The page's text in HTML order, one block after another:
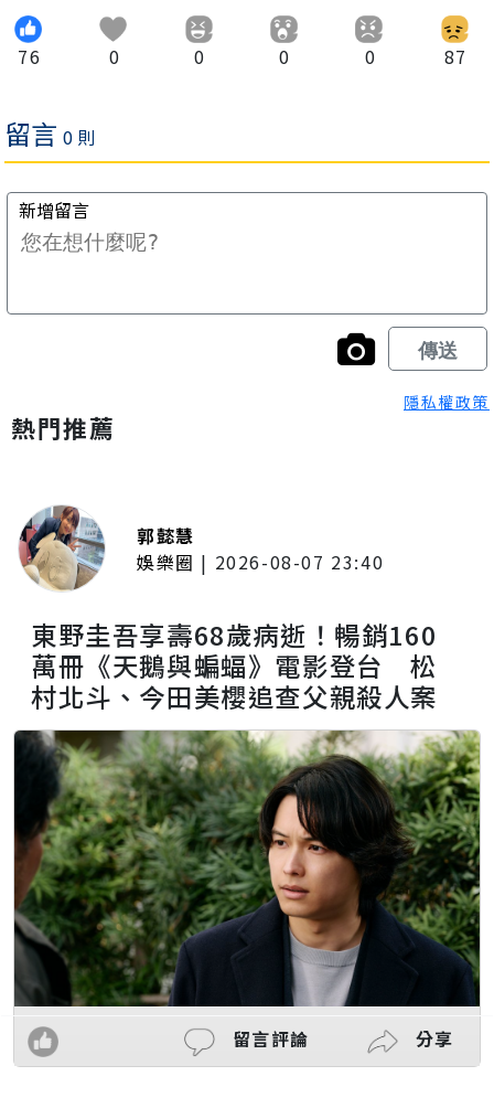
76 0 0 0 0 87
隱私權政策
熱門推薦
郭懿慧
娛樂圈 | 2026-08-07 23:40
東野圭吾享壽68歲病逝！暢銷160
萬冊《天鵝與蝙蝠》電影登台 松
村北斗、今田美櫻追查父親殺人案
留言評論 分享